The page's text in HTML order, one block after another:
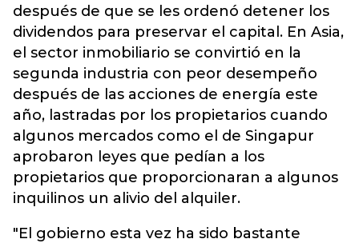
después de que se les ordenó detener los
dividendos para preservar el capital. En Asia,
el sector inmobiliario se convirtió en la
segunda industria con peor desempeño
después de las acciones de energía este
año, lastradas por los propietarios cuando
algunos mercados como el de Singapur
aprobaron leyes que pedían a los
propietarios que proporcionaran a algunos
inquilinos un alivio del alquiler.
"El gobierno esta vez ha sido bastante